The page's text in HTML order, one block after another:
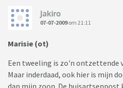
Jakiro
07-07-2009om 21:11
Marisie (ot)
Een tweeling is zo'n ontzettende
Maar inderdaad, ook hier is mijn